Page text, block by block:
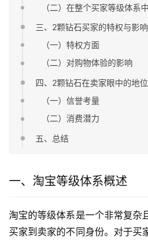
（二）在整个买家等级体系中
三、2颗钻石买家的特权与影响
（一）特权方面
（二）对购物体验的影响
四、2颗钻石在卖家眼中的地位
（一）信誉考量
（二）消费潜力
五、总结
一、淘宝等级体系概述
淘宝的等级体系是一个非常复杂
买家到卖家的不同身份。对于买